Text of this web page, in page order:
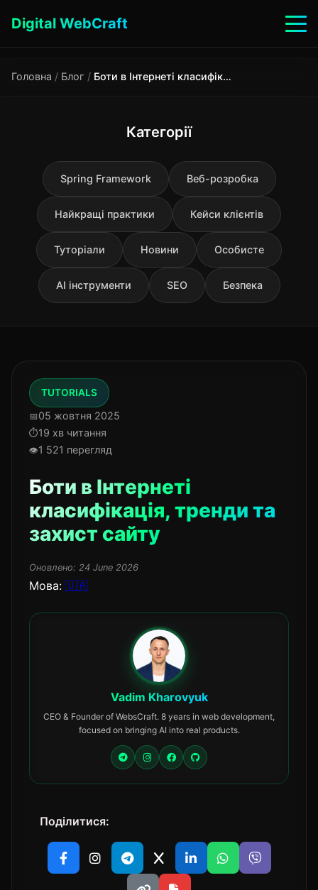
Digital WebCraft
Головна / Блог / Боти в Інтернеті класифікація, тренди та захист сайту
Категорії
Spring Framework Веб-розробка
Найкращі практики Кейси клієнтів
Туторіали Новини Особисте
AI інструменти SEO Безпека
TUTORIALS
05 жовтня 2025
19 хв читання
1 521 перегляд
Боти в Інтернеті
класифікація, тренди та
захист сайту
Оновлено: 24 June 2026
Мова: 🇺🇦
Vadim Kharovyuk
CEO & Founder of WebsCraft. 8 years in web development,
focused on bringing AI into real products.
Поділитися: